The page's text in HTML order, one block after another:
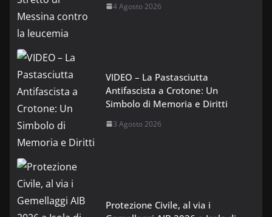
4 Agosto 2026
VIDEO – La Pastasciutta
Antifascista a Crotone: Un
Simbolo di Memoria e Diritti
3 Agosto 2026
Protezione Civile, al via i